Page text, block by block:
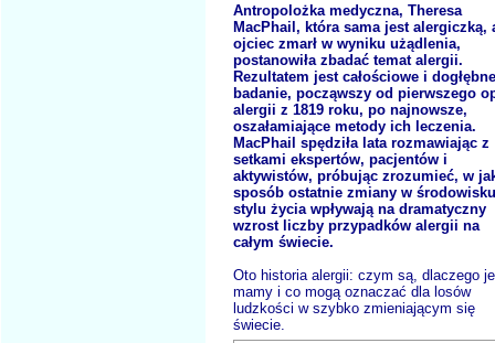
Antropolożka medyczna, Theresa
MacPhail, która sama jest alergiczką,
ojciec zmarł w wyniku użądlenia,
postanowiła zbadać temat alergii.
Rezultatem jest całościowe i dogłębne
badanie, począwszy od pierwszego
alergii z 1819 roku, po najnowsze,
oszałamiające metody ich leczenia.
MacPhail spędziła lata rozmawiając z
setkami ekspertów, pacjentów i
aktywistów, próbując zrozumieć, w
sposób ostatnie zmiany w
stylu życia wpływają na dramatyczny
wzrost liczby przypadków alergii na
całym świecie.
Oto historia alergii: czym są, dlaczego je
mamy i co mogą oznaczać dla losów
ludzkości w szybko zmieniającym się
świecie.